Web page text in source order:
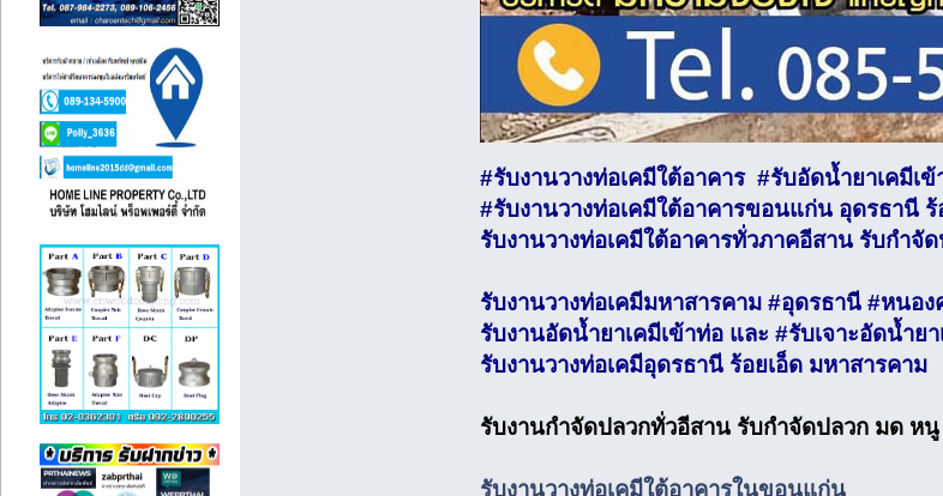
#รับงานวางท่อเคมีใต้อาคาร #รับอัดน้ำยาเคมีเข้
#รับงานวางท่อเคมีใต้อาคารขอนแก่น อุดรธานี ร้
รับงานวางท่อเคมีใต้อาคารทั่วภาคอีสาน รับกำ
รับงานวางท่อเคมีมหาสารคาม #อุดรธานี #หนอง
รับงานอัดน้ำยาเคมีเข้าท่อ และ #รับเจาะอัดน้ำย
รับงานวางท่อเคมีอุดรธานี ร้อยเอ็ด มหาสารคาม
รับงานกำจัดปลวกทั่วอีสาน รับกำจัดปลวก มด ห
รับงานวางท่อเคมีใต้อาคารในขอนแก่น